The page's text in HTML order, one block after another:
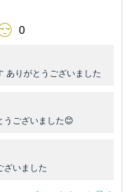
0
ありがとうございました
うございました😊
ざいました